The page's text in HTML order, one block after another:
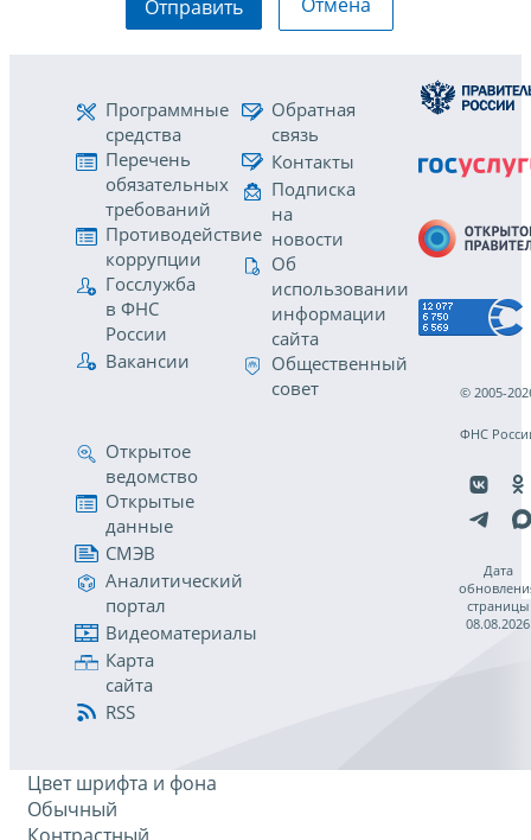
Отправить
Программные
средства
Перечень
обязательных
требований
Противодействие
коррупции
Госслужба
в ФНС
России
Вакансии
Обратная
связь
Контакты
Подписка
на
новости
Об
использовании
информации
сайта
Общественный
совет
Открытое
ведомство
Открытые
данные
СМЭВ
Аналитический
портал
Видеоматериалы
Карта
сайта
RSS
© 2005-
ФНС
Дата
страницы
08.08.2026
Цвет шрифта и фона
Обычный